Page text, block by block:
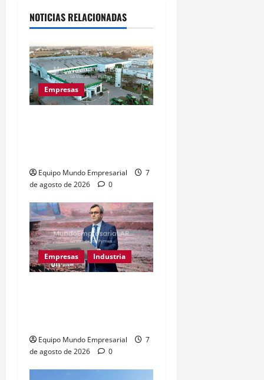
NOTICIAS RELACIONADAS
Empresas
Equipo Mundo Empresarial
7
de agosto de 2026
0
Empresas Industria
Equipo Mundo Empresarial
7
de agosto de 2026
0